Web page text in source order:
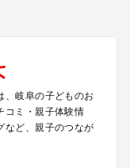
かけ
、岐阜の子どものお
コミ・親子体験情
など、親子のつなが